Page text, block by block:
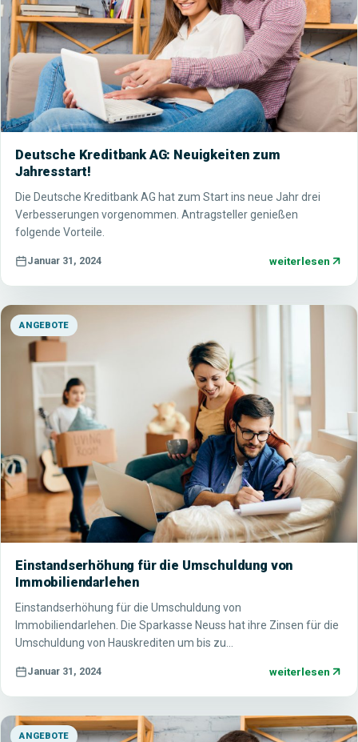
Deutsche Kreditbank AG: Neuigkeiten zum
Jahresstart!
Die Deutsche Kreditbank AG hat zum Start ins neue Jahr drei
Verbesserungen vorgenommen. Antragsteller genießen
folgende Vorteile.
Januar 31, 2024 weiterlesen
ANGEBOTE
Einstandserhöhung für die Umschuldung von
Immobiliendarlehen
Einstandserhöhung für die Umschuldung von
Immobiliendarlehen. Die Sparkasse Neuss hat ihre Zinsen für die
Umschuldung von Hauskrediten um bis zu…
Januar 31, 2024 weiterlesen
ANGEBOTE